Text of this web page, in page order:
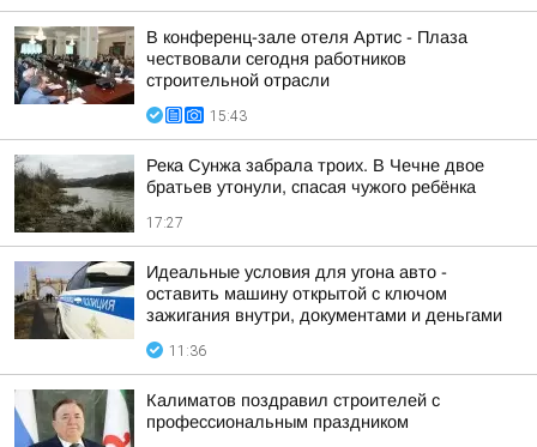
В конференц-зале отеля Артис - Плаза
чествовали сегодня работников
строительной отрасли
15:43
Река Сунжа забрала троих. В Чечне двое
братьев утонули, спасая чужого ребёнка
17:27
Идеальные условия для угона авто -
оставить машину открытой с ключом
зажигания внутри, документами и деньгами
11:36
Калиматов поздравил строителей с
профессиональным праздником